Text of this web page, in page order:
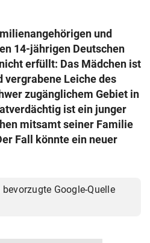
und
14-jährigen Deutschen
erfüllt: Das Mädchen ist
vergrabene Leiche des
zugänglichem Gebiet in
ist ein junger
mitsamt seiner Familie
Fall könnte ein neuer
Google-Quelle